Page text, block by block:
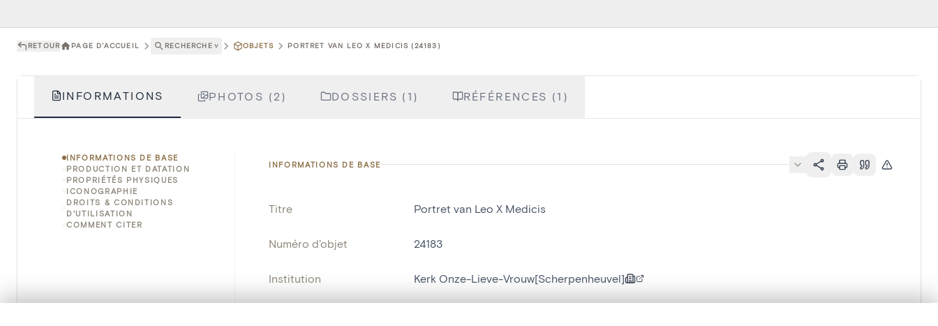
RETOUR PAGE D'ACCUEIL RECHERCHE ˅ OBJETS PORTRET VAN LEO X MEDICIS (24183)
INFORMATIONS PHOTOS (2) DOSSIERS (1) RÉFÉRENCES (1)
INFORMATIONS DE BASE
PRODUCTION ET DATATION
PROPRIÉTÉS PHYSIQUES
ICONOGRAPHIE
DROITS & CONDITIONS
D'UTILISATION
COMMENT CITER
INFORMATIONS DE BASE
Titre Portret van Leo X Medicis
Numéro d'objet 24183
Institution Kerk Onze-Lieve-Vrouw[Scherpenheuvel]